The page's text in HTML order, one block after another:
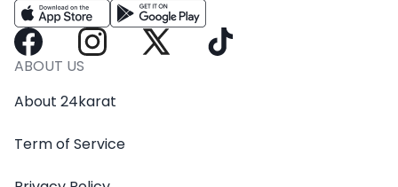
ABOUT US
About 24karat
Term of Service